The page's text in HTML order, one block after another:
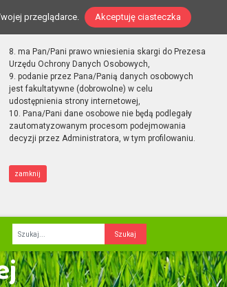
przeglądarce. Akceptuję ciasteczka
8. ma Pan/Pani prawo wniesienia skargi do Prezesa
Urzędu Ochrony Danych Osobowych,
9. podanie przez Pana/Panią danych osobowych
jest fakultatywne (dobrowolne) w celu
udostępnienia strony internetowej,
10. Pana/Pani dane osobowe nie będą podlegały
zautomatyzowanym procesom podejmowania
decyzji przez Administratora, w tym profilowaniu.
zamknij
Fraza